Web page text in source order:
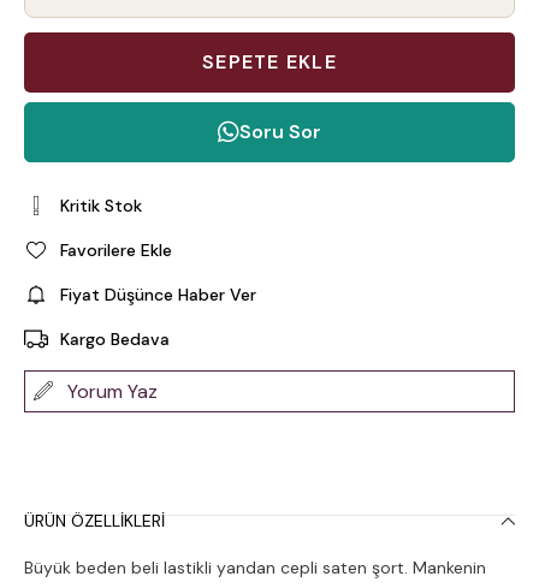
Soru Sor
Kritik Stok
Favorilere Ekle
Fiyat Düşünce Haber Ver
Kargo Bedava
Yorum Yaz
ÜRÜN ÖZELLIKLERI
Büyük beden beli lastikli yandan cepli saten şort. Mankenin